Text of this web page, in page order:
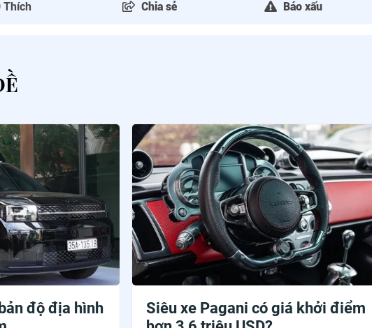
Thích Chia sẻ Báo xấu
độ địa hình
Siêu xe Pagani có giá khởi điểm